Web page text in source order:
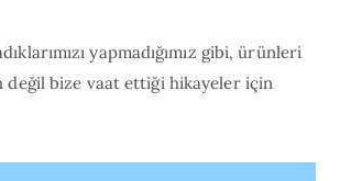
yapmadığımız gibi, ürünleri
değil bize vaat ettiği hikayeler için